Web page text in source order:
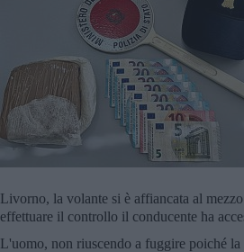
Livorno, la volante si è affiancata al
effettuare il controllo il conducente ha
L'uomo, non riuscendo a fuggire poiché